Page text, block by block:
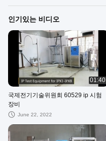
인기있는 비디오
01:40
국제전기기술위원회 60529 ip 시험
장비
June 22, 2022